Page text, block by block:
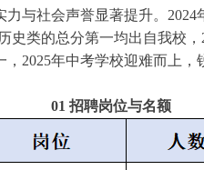
与社会声誉显著提升。
史类的总分第一均出自我校
2025年中考学校迎难而上，
01 招聘岗位与名额